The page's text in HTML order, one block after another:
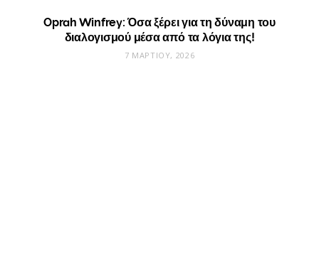
Oprah Winfrey: Όσα ξέρει για τη δύναμη του
διαλογισμού μέσα από τα λόγια της!
7 ΜΑΡΤΊΟΥ, 2026